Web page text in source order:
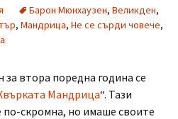
Барон Мюнхаузен, Великден,
, Мандрица, Не се сърди човече,
втора поредна година се
Мандрица“. Тази
скромна, но имаше своите